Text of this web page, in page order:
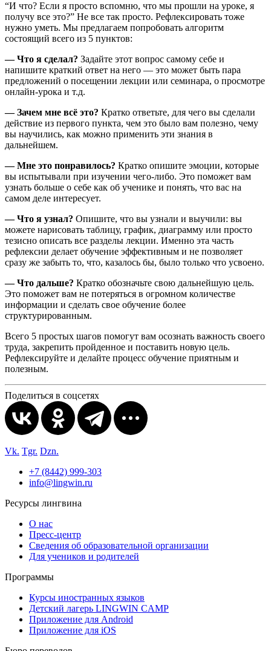
“И что? Если я просто вспомню, что мы прошли на уроке, я
получу все это?” Не все так просто. Рефлексировать тоже
нужно уметь. Мы предлагаем попробовать алгоритм
состоящий всего из 5 пунктов:
— Что я сделал? Задайте этот вопрос самому себе и
напишите краткий ответ на него — это может быть пара
предложений о посещении лекции или семинара, о просмотре
онлайн-урока и т.д.
— Зачем мне всё это? Кратко ответьте, для чего вы сделали
действие из первого пункта, чем это было вам полезно, чему
вы научились, как можно применить эти знания в
дальнейшем.
— Мне это понравилось? Кратко опишите эмоции, которые
вы испытывали при изучении чего-либо. Это поможет вам
узнать больше о себе как об ученике и понять, что вас на
самом деле интересует.
— Что я узнал? Опишите, что вы узнали и выучили: вы
можете нарисовать таблицу, график, диаграмму или просто
тезисно описать все разделы лекции. Именно эта часть
рефлексии делает обучение эффективным и не позволяет
сразу же забыть то, что, казалось бы, было только что усвоено.
— Что дальше? Кратко обозначьте свою дальнейшую цель.
Это поможет вам не потеряться в огромном количестве
информации и сделать свое обучение более
структурированным.
Всего 5 простых шагов помогут вам осознать важность своего
труда, закрепить пройденное и поставить новую цель.
Рефлексируйте и делайте процесс обучение приятным и
полезным.
Поделиться в соцсетях
Vk. Tgr. Dzn.
+7 (8442) 999-303
info@lingwin.ru
Ресурсы лингвина
О нас
Пресс-центр
Сведения об образовательной организации
Для учеников и родителей
Программы
Курсы иностранных языков
Детский лагерь LINGWIN CAMP
Приложение для Android
Приложение для iOS